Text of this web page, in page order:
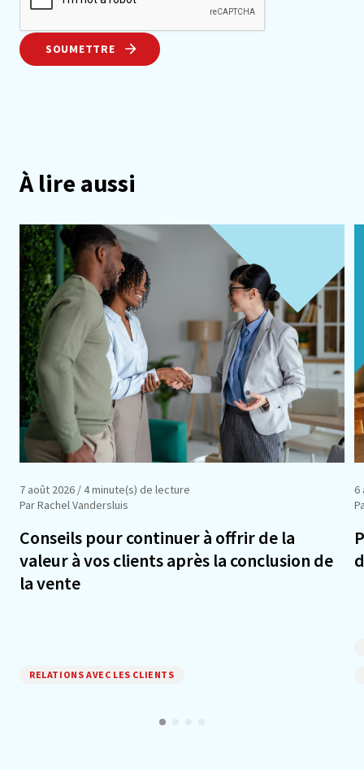
SOUMETTRE
À lire aussi
7 août 2026 / 4 minute(s) de lecture
Par Rachel Vandersluis
Conseils pour continuer à offrir de la
valeur à vos clients après la conclusion de
la vente
RELATIONS AVEC LES CLIENTS
6